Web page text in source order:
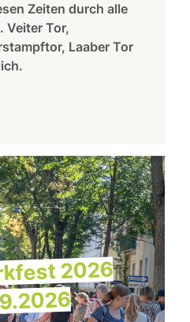
Zeiten durch alle
Veiter Tor,
Laaber Tor
2026